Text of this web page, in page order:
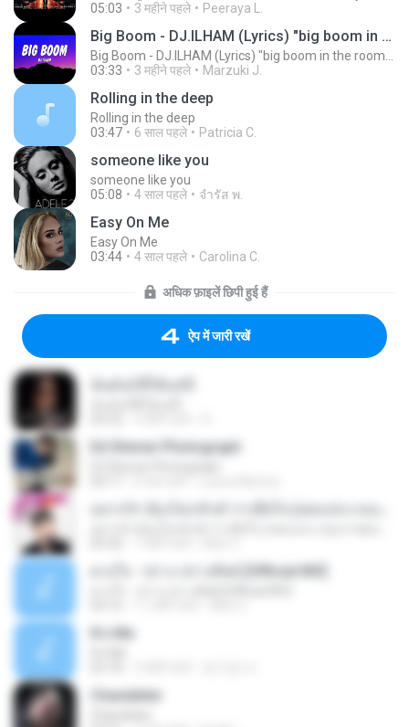
05:03
3 महीने पहले Peeraya L.
Big Boom - DJ.ILHAM (Lyrics) "big boom in the room i go kaboom"
03:33
3 महीने पहले Marzuki J.
Rolling in the deep
Rolling in the deep
03:47
6 साल पहले Patricia C.
someone like you
someone like you
05:08
4 साल पहले จํารัส พ.
Easy On Me
Easy On Me
03:44
4 साल पहले Carolina C.
अधिक फ़ाइलें छिपी हुई हैं
ऐप में जारी रखें
Ed Sheran Photograph
ดวงใจ - ปราง ปรางทิพย์ [Official MV]
It′s Me
Chandelier